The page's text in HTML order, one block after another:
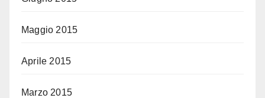
Maggio 2015
Aprile 2015
Marzo 2015